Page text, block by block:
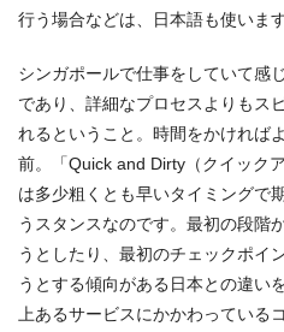
行う場合などは、日本語も使います
シンガポールで仕事をしていて感
であり、詳細なプロセスよりもス
れるということ。時間をかければ
前。「Quick and Dirty（クイック
は多少粗くとも早いタイミングで
うスタンスなのです。最初の段階
うとしたり、最初のチェックポイ
うとする傾向がある日本との違い
上あるサービスにかかわっている